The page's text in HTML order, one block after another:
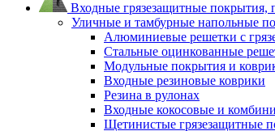
Входные грязезащитные покрытия,
Уличные и тамбурные напольные
Алюминиевые решетки с
Стальные оцинкованные
Модульные покрытия и
Входные резиновые коврики
Резина в рулонах
Входные кокосовые и
Щетинистые грязезащитные